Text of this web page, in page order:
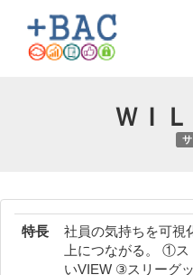
ＷＩ
特長
社員の気持ちを可視
上につながる。 ①
いVIEW ③スリーグ